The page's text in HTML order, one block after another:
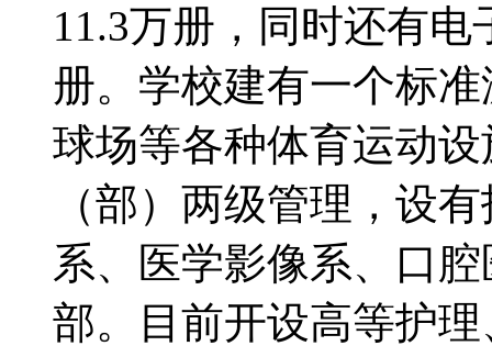
11.3万册，同时还有
册。学校建有一个标
球场等各种体育运动
（部）两级管理，设
系、医学影像系、口
部。目前开设高等护